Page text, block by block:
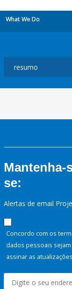
What We Do
Mantenha-
se:
Alertas de email
Concordo com os
dados pessoais
assinar as